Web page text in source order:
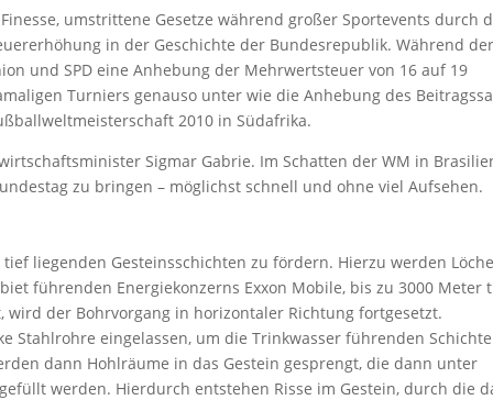
umstrittene Gesetze während großer Sportevents durch
in der Geschichte der Bundesrepublik. Während
und SPD eine Anhebung der Mehrwertsteuer von 16 auf 19
Turniers genauso unter wie die Anhebung des
2010 in Südafrika.
Sigmar Gabrie. Im Schatten der WM in
zu bringen – möglichst schnell und ohne viel Aufsehen.
liegenden Gesteinsschichten zu fördern. Hierzu werden
führenden Energiekonzerns Exxon Mobile, bis zu 3000 Meter
der Bohrvorgang in horizontaler Richtung fortgesetzt.
Stahlrohre eingelassen, um die Trinkwasser führenden
dann Hohlräume in das Gestein gesprengt, die dann unter
werden. Hierdurch entstehen Risse im Gestein, durch die